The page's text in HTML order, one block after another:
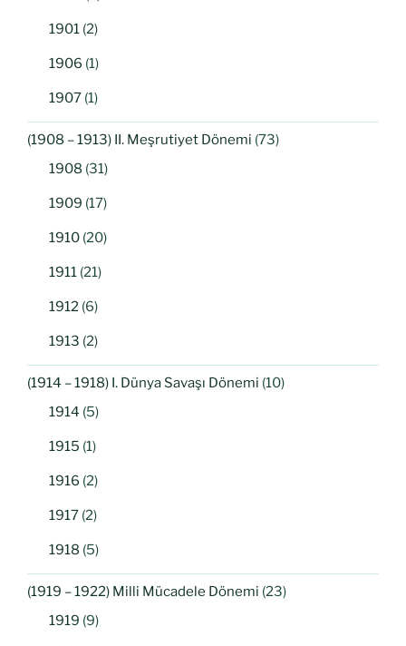
1901 (2)
1906 (1)
1907 (1)
(1908 – 1913) II. Meşrutiyet Dönemi (73)
1908 (31)
1909 (17)
1910 (20)
1911 (21)
1912 (6)
1913 (2)
(1914 – 1918) I. Dünya Savaşı Dönemi (10)
1914 (5)
1915 (1)
1916 (2)
1917 (2)
1918 (5)
(1919 – 1922) Milli Mücadele Dönemi (23)
1919 (9)